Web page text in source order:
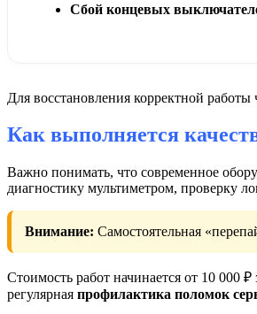
Сбой концевых
Для восстановления корректной работы
Как выполняется
Важно понимать, что современное
диагностику мультиметром, проверку
Внимание: Самостоятельная
Стоимость работ начинается от 10 000
регулярная профилактика поломок